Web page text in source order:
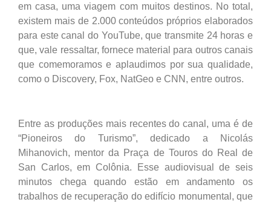
em casa, uma viagem com muitos destinos. No total,
existem mais de 2.000 conteúdos próprios elaborados
para este canal do YouTube, que transmite 24 horas e
que, vale ressaltar, fornece material para outros canais
que comemoramos e aplaudimos por sua qualidade,
como o Discovery, Fox, NatGeo e CNN, entre outros.
Entre as produções mais recentes do canal, uma é de
“Pioneiros do Turismo”, dedicado a Nicolás
Mihanovich, mentor da Praça de Touros do Real de
San Carlos, em Colônia. Esse audiovisual de seis
minutos chega quando estão em andamento os
trabalhos de recuperação do edifício monumental, que